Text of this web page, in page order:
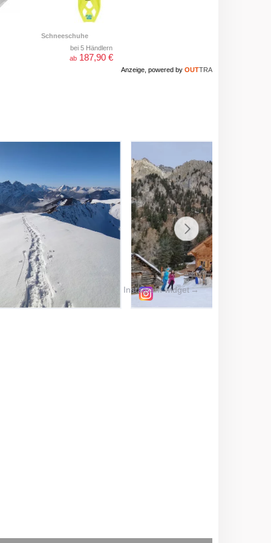
Schneeschuhe
bei 5 Händlern
ab 187,90 €
Anzeige, powered by OUTTRA
Instagram widget →